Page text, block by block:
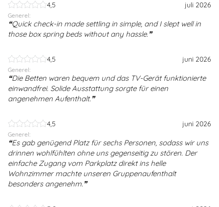
4,5 juli 2026
Generel:
Quick check-in made settling in simple, and I slept well in
those box spring beds without any hassle.
4,5 juni 2026
Generel:
Die Betten waren bequem und das TV-Gerät funktionierte
einwandfrei. Solide Ausstattung sorgte für einen
angenehmen Aufenthalt.
4,5 juni 2026
Generel:
Es gab genügend Platz für sechs Personen, sodass wir uns
drinnen wohlfühlten ohne uns gegenseitig zu stören. Der
einfache Zugang vom Parkplatz direkt ins helle
Wohnzimmer machte unseren Gruppenaufenthalt
besonders angenehm.